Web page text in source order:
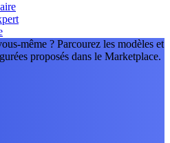
même ? Parcourez les modèles et
proposés dans le Marketplace.